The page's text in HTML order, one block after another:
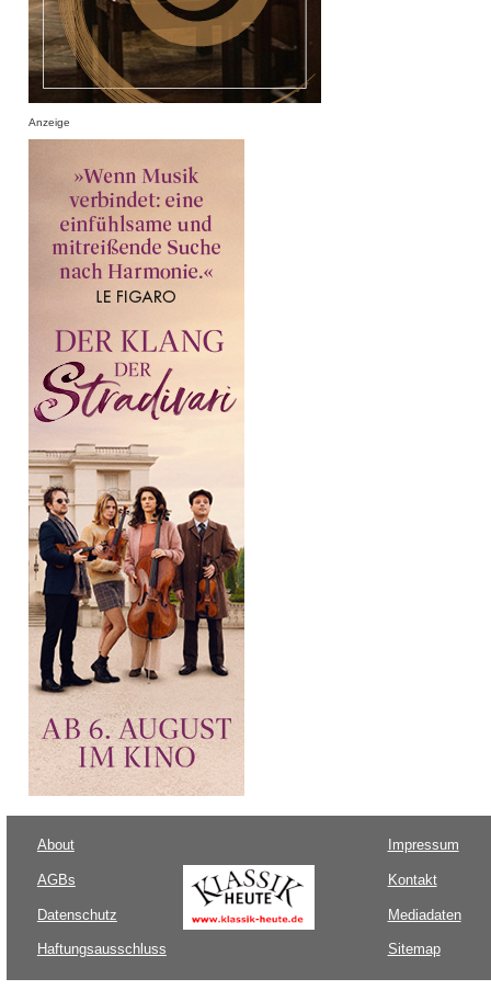
Anzeige
About
AGBs
Datenschutz
Haftungsausschluss
Impressum
Kontakt
Mediadaten
Sitemap